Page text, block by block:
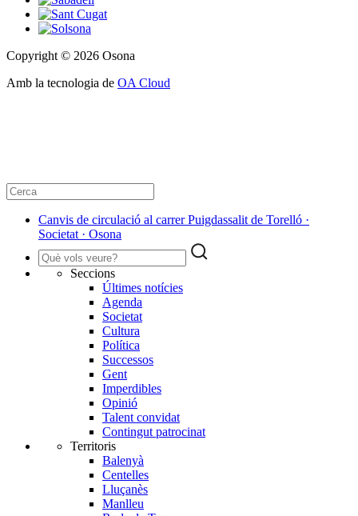
Copyright © 2026 Osona
Amb la tecnologia de OA Cloud
Canvis de circulació al carrer Puigdassalit de Torelló ·
Societat · Osona
Seccions
Últimes notícies
Agenda
Societat
Cultura
Política
Successos
Gent
Imperdibles
Opinió
Talent convidat
Contingut patrocinat
Territoris
Balenyà
Centelles
Lluçanès
Manlleu